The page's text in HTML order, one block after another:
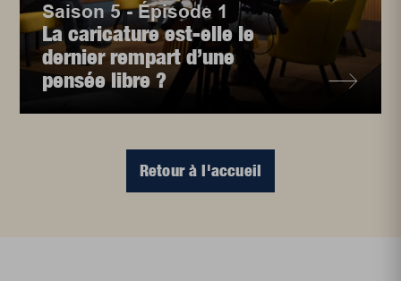
Saison 5 - Épisode 1
La caricature est-elle le
dernier rempart d’une
pensée libre ?
Retour à l'accueil